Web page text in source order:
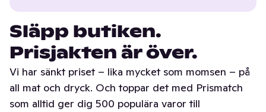
Släpp butiken.
Prisjakten är över.
Vi har sänkt priset – lika mycket som momsen – på
all mat och dryck. Och toppar det med Prismatch
som alltid ger dig 500 populära varor till